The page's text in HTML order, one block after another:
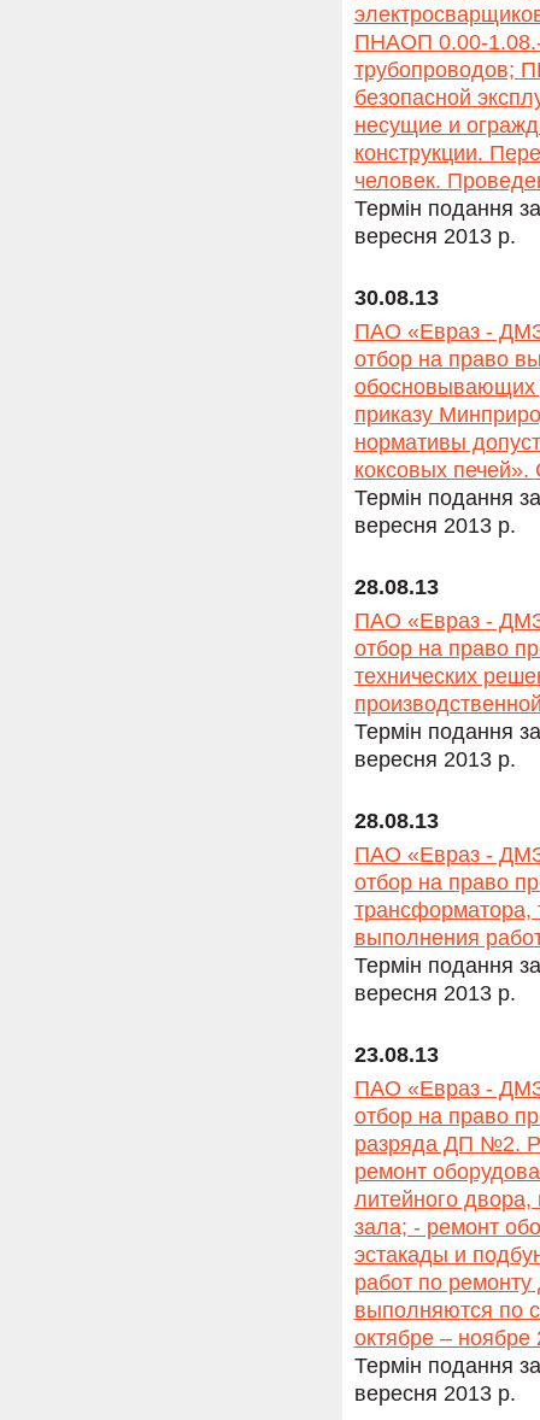
ПНАОП 0.00-1.08.-
трубопроводов;
безопасной
несущие и
конструкции.
человек.
Термін подання
вересня 2013 р.
30.08.13
ПАО «Евраз - ДМЗ
отбор на право
обосновывающих
приказу
нормативы
коксовых
Термін подання
вересня 2013 р.
28.08.13
ПАО «Евраз - ДМЗ
отбор на право
технических
Термін подання
вересня 2013 р.
28.08.13
ПАО «Евраз - ДМЗ
отбор на право
выполнения
Термін подання
вересня 2013 р.
23.08.13
ПАО «Евраз - ДМЗ
отбор на право
разряда ДП №2.
ремонт
литейного
зала; - ремонт
эстакады и
работ по
выполняются по
октябре – ноябре
Термін подання
вересня 2013 р.